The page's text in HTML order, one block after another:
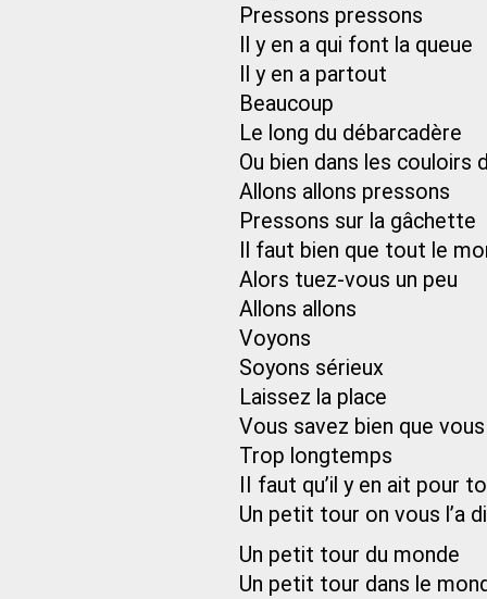
Pressons pressons
Il y en a qui font la queue
Il y en a partout
Beaucoup
Le long du débarcadère
Ou bien dans les couloirs
Allons allons pressons
Pressons sur la gâchette
Il faut bien que tout le
Alors tuez-vous un peu
Allons allons
Voyons
Soyons sérieux
Laissez la place
Vous savez bien que
Trop longtemps
II faut qu’il y en ait pour
Un petit tour on vous l’a
Un petit tour du monde
Un petit tour dans le